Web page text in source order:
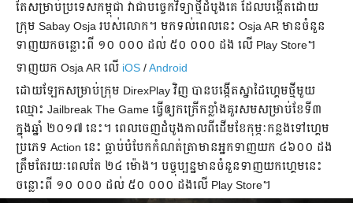
តែ​សម្រាប់​​ប្រទេស​កម្ពុជា វា​ជា​បច្ចេកវិទ្យា​ថ្មី​ដំបូង​គេ ដែល​បង្កើត​ដោយ​
ក្រុម Sabay Osja របស់​លោក។ មក​ទល់​ពេល​នេះ Osja AR មាន​ចំនួន​
ទាញ​យក​​ចន្លោះ​ពី ១០ ០០០ ដល់ ៥០ ០០០ ដង​ លើ Play Store។
ទាញយក Osja AR លើ iOS /Android
ដោយ​ឡែក​សម្រាប់​ក្រុម DirexPlay វិញ បាន​បង្កើត​ស្នាដៃ​ហ្គេម​ថ្មី​មួយ​
ឈ្មោះ Jailbreak The Game ធ្វើ​ឲ្យ​កក្រើក​ខ្លាំង​គួរសម​សម្រាប់​ខែ​ទី៣
ក្នុង​ឆ្នាំ ២០១៧ នេះ។ ពេល​ចេញ​ដំបូង​​កាល​ពី​​ដើម​ខែ​កុម្ភៈ​កន្លង​ទៅ​ហ្គេម​​
ប្រភេទ​ Action នេះ ធ្លាប់​​បំបែក​កំណត់​ត្រា​មាន​អ្នក​ទាញ​យក ៤៦០០ ដង​
ត្រឹម​តែ​រយៈ​ពេល​តែ​ ២៤ ម៉ោង។ បច្ចុប្បន្ន​មាន​ចំនួន​ទាញ​យក​ហ្គេម​នេះ
ចន្លោះ​ពី ១០ ០០០ ដល់ ៥០ ០០០ ដង​​លើ Play Store។